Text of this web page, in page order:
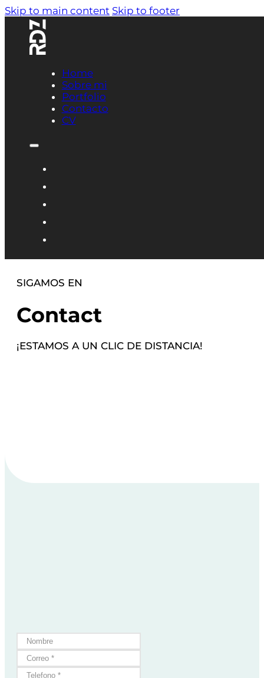
Skip to main content Skip to footer
Home
Sobre mi
Portfolio
Contacto
CV
SIGAMOS EN
Contact
¡ESTAMOS A UN CLIC DE DISTANCIA!